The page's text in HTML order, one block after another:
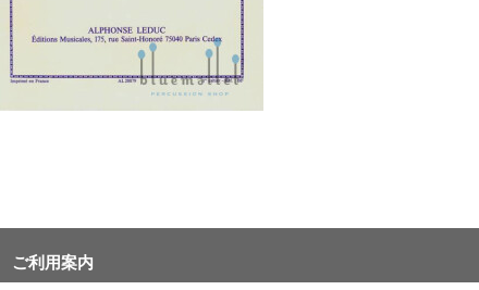
ご利用案内